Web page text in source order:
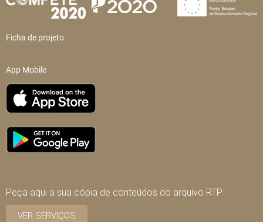
Ficha de projeto
App Mobile
Peça aqui a sua cópia de conteúdos do arquivo RTP
VER SERVIÇOS